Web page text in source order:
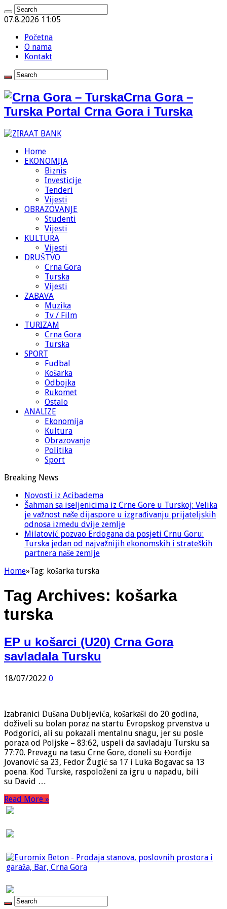
07.8.2026 11:05
Početna
O nama
Kontakt
Crna Gora –
Turska Portal Crna Gora i Turska
Home
EKONOMIJA
Biznis
Investicije
Tenderi
Vijesti
OBRAZOVANJE
Studenti
Vijesti
KULTURA
Vijesti
DRUŠTVO
Crna Gora
Turska
Vijesti
ZABAVA
Muzika
Tv / Film
TURIZAM
Crna Gora
Turska
SPORT
Fudbal
Košarka
Odbojka
Rukomet
Ostalo
ANALIZE
Ekonomija
Kultura
Obrazovanje
Politika
Sport
Breaking News
Novosti iz Acibadema
Šahman sa iseljenicima iz Crne Gore u Turskoj: Velika
je važnost naše dijaspore u izgrađivanju prijateljskih
odnosa između dvije zemlje
Milatović pozvao Erdogana da posjeti Crnu Goru:
Turska jedan od najvažnijih ekonomskih i strateških
partnera naše zemlje
Home»Tag: košarka turska
Tag Archives: košarka
turska
EP u košarci (U20) Crna Gora
savladala Tursku
18/07/2022 0
Izabranici Dušana Dubljevića, košarkaši do 20 godina,
doživeli su bolan poraz na startu Evropskog prvenstva u
Podgorici, ali su pokazali mentalnu snagu, jer su posle
poraza od Poljske – 83:62, uspeli da savladaju Tursku sa
77:70. Prevagu na tasu Crne Gore, doneli su Đorđije
Jovanović sa 23, Fedor Žugić sa 17 i Luka Bogavac sa 13
poena. Kod Turske, raspoloženi za igru u napadu, bili
su David …
Read More »